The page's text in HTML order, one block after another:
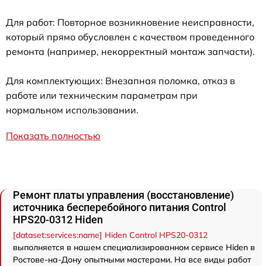
Для работ: Повторное возникновение неисправности,
который прямо обусловлен с качеством проведенного
ремонта (например, некорректный монтаж запчасти).
Для комплектующих: Внезапная поломка, отказ в
работе или техническим параметрам при
нормальном использовании.
Показать полностью
Ремонт платы управления (восстановление)
источника бесперебойного питания Control
HPS20-0312 Hiden
[dataset:services:name] Hiden Control HPS20-0312
выполняется в нашем специализированном сервисе Hiden в
Ростове-на-Дону опытными мастерами. На все виды работ